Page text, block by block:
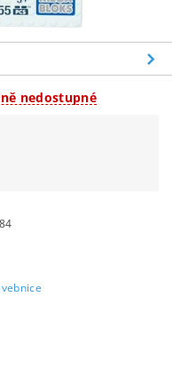
nedostupné